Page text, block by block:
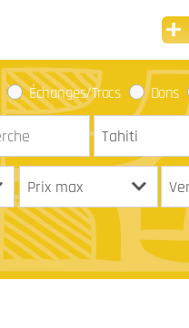
Échanges/Trocs Dons